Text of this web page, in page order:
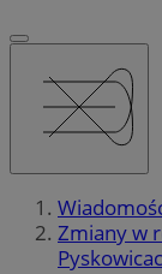
Zmiany w